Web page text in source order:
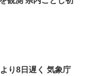
り8日遅く 気象庁